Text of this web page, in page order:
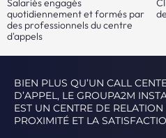
Salariés engagés
quotidiennement et formés par
des professionnels du centre
d'appels
BIEN PLUS QU’UN CALL
D’APPEL, LE GROUPA2M
EST UN CENTRE DE
PROXIMITÉ ET LA